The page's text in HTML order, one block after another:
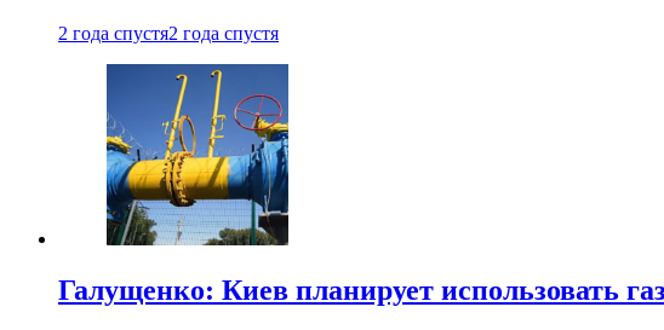
2 года спустя2 года спустя
Галущенко: Киев планирует использовать